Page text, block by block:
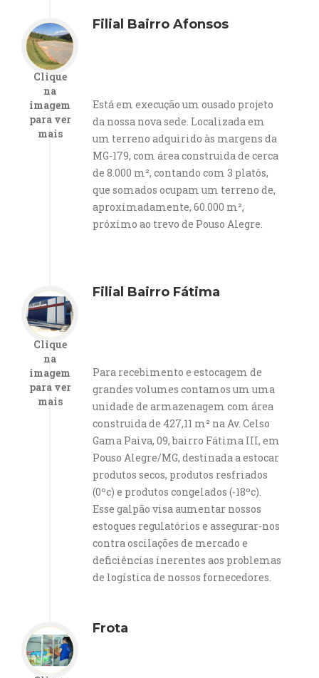
Clique
na
imagem
para ver
mais
Filial Bairro Afonsos
Está em execução um ousado projeto
da nossa nova sede. Localizada em
um terreno adquirido às margens da
MG-179, com área construida de cerca
de 8.000 m², contando com 3 platôs,
que somados ocupam um terreno de,
aproximadamente, 60.000 m²,
próximo ao trevo de Pouso Alegre.
Clique
na
imagem
para ver
mais
Filial Bairro Fátima
Para recebimento e estocagem de
grandes volumes contamos um uma
unidade de armazenagem com área
construida de 427,11 m² na Av. Celso
Gama Paiva, 09, bairro Fátima III, em
Pouso Alegre/MG, destinada a estocar
produtos secos, produtos resfriados
(0ºc) e produtos congelados (-18ºc).
Esse galpão visa aumentar nossos
estoques regulatórios e assegurar-nos
contra oscilações de mercado e
deficiências inerentes aos problemas
de logística de nossos fornecedores.
Frota